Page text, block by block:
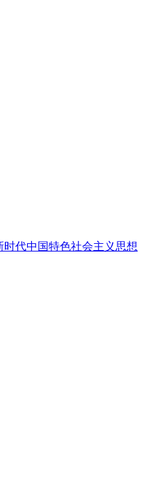
代中国特色社会主义思想